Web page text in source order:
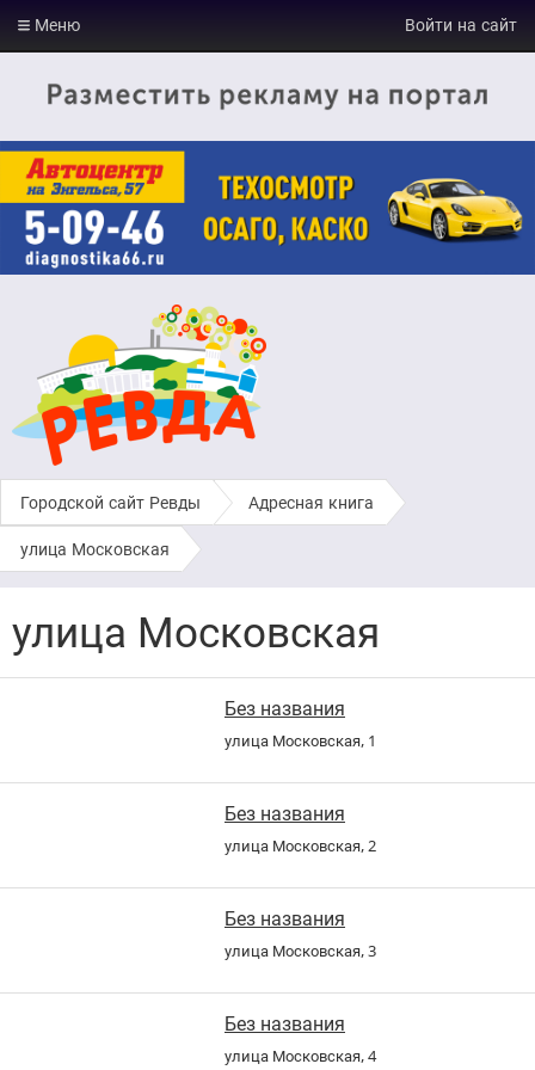
Городской сайт Ревды › Адресная книга
улица Московская
улица Московская
Без названия
улица Московская, 1
Без названия
улица Московская, 2
Без названия
улица Московская, 3
Без названия
улица Московская, 4
Войти на сайт
Меню